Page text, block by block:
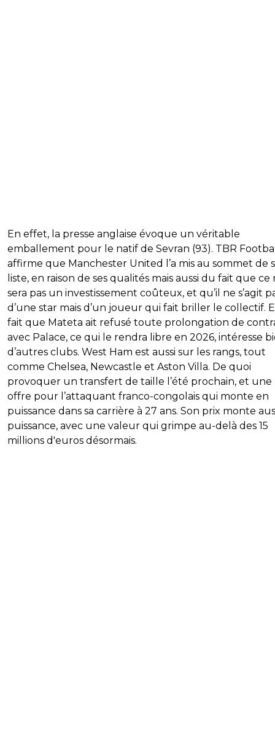
En effet, la presse anglaise évoque un véritable
emballement pour le natif de Sevran (93). TBR
affirme que Manchester United l’a mis au sommet de
liste, en raison de ses qualités mais aussi du fait que ce
sera pas un investissement coûteux, et qu’il ne s’agit
d’une star mais d’un joueur qui fait briller le collectif.
fait que Mateta ait refusé toute prolongation de
avec Palace, ce qui le rendra libre en 2026, intéresse
d’autres clubs. West Ham est aussi sur les rangs, tout
comme Chelsea, Newcastle et Aston Villa. De quoi
provoquer un transfert de taille l’été prochain, et une
offre pour l’attaquant franco-congolais qui monte en
puissance dans sa carrière à 27 ans. Son prix monte
puissance, avec une valeur qui grimpe au-delà des 15
millions d'euros désormais.